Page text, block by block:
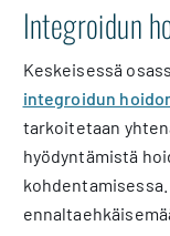
Integroidun
Keskeisessä
integroidun
tarkoitetaan
hyödyntämistä